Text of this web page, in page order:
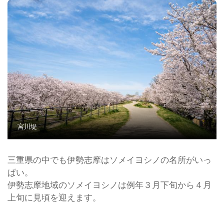
宮川堤
三重県の中でも伊勢志摩はソメイヨシノの名所がいっ
ぱい。
伊勢志摩地域のソメイヨシノは例年３月下旬から４月
上旬に見頃を迎えます。